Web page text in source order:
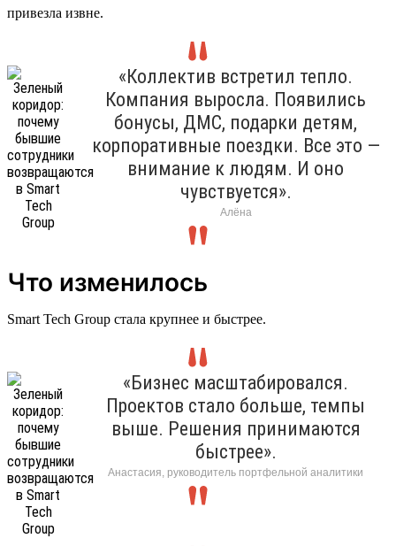
привезла извне.
«Коллектив встретил тепло.
Компания выросла. Появились
бонусы, ДМС, подарки детям,
корпоративные поездки. Все это —
внимание к людям. И оно
чувствуется».
Алёна
Что изменилось
Smart Tech Group стала крупнее и быстрее.
«Бизнес масштабировался.
Проектов стало больше, темпы
выше. Решения принимаются
быстрее».
Анастасия, руководитель портфельной аналитики